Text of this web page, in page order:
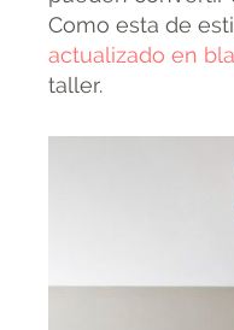
Como esta de
actualizado en
taller.